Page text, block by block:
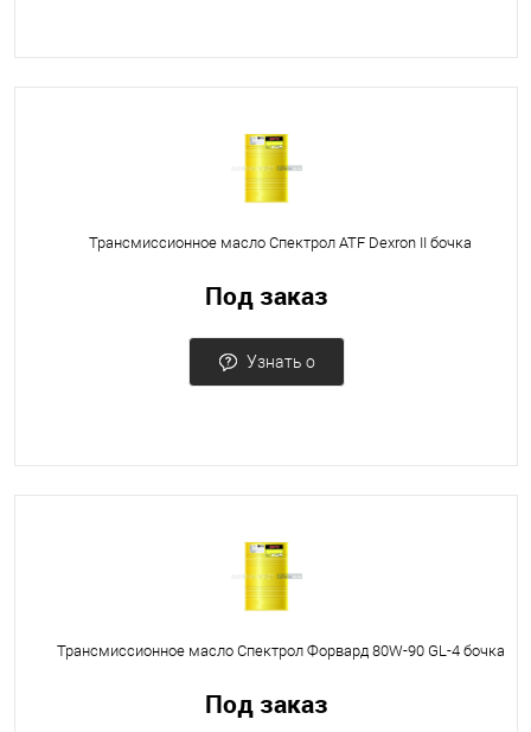
Трансмиссионное масло Спектрол ATF Dexron II бочка
Под заказ
Узнать о
Трансмиссионное масло Спектрол Форвард 80W-90 GL-4 бочка
Под заказ